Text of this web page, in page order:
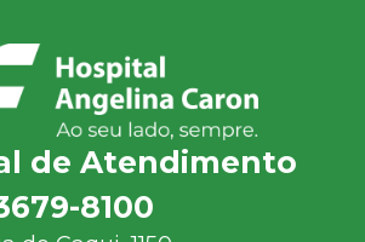
de Atendimento
8100